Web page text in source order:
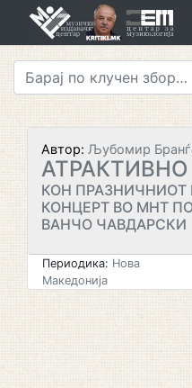
Автор: Љубомир
КОН ПРАЗНИЧНИОТ
КОНЦЕРТ ВО МНТ
ВАНЧО ЧАВДАРСКИ
Периодика: Нова
Македонија